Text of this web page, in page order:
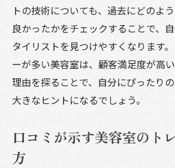
トの技術についても、過去にどのよ
良かったかをチェックすることで、
タイリストを見つけやすくなります
ーが多い美容室は、顧客満足度が高
理由を探ることで、自分にぴったり
大きなヒントになるでしょう。
口コミが示す美容室のト
方